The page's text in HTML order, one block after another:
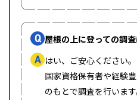
Q 屋根の上に登っての調
A はい、ご安心ください。
国家資格保有者や経験
のもとで調査を行いま